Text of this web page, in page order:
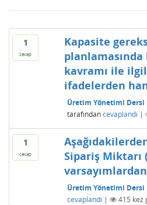
1
cevap
Kapasite
kavramı ile
ifadelerden
Üretim Yönetimi Dersi
tarafından cevaplandı |
1
cevap
Sipariş Miktarı
Üretim Yönetimi Dersi
cevaplandı | 415 kez